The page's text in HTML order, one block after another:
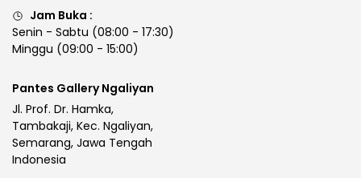
Jam Buka :
Senin - Sabtu (08:00 - 17:30)
Minggu (09:00 - 15:00)
Pantes Gallery Ngaliyan
Jl. Prof. Dr. Hamka,
Tambakaji, Kec. Ngaliyan,
Semarang, Jawa Tengah
Indonesia